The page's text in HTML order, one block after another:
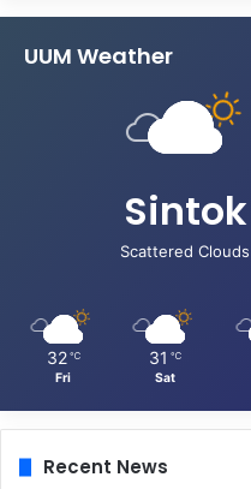
UUM Weather
Sintok
Scattered Clouds
32 ℃
Fri
31 ℃
Sat
Recent News